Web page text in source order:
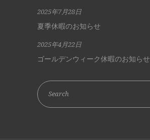
2025年7月28日
夏季休暇のお知らせ
2025年4月22日
ゴールデンウィーク休暇のお知らせ